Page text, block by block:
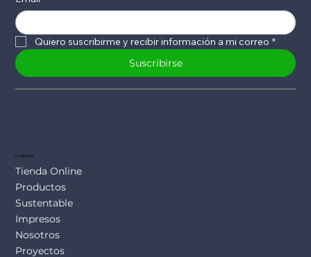
Quiero suscribirme y recibir información a mi correo *
Suscribirse
Productos
Tienda Online
Productos
Sustentable
Impresos
Nosotros
Proyectos